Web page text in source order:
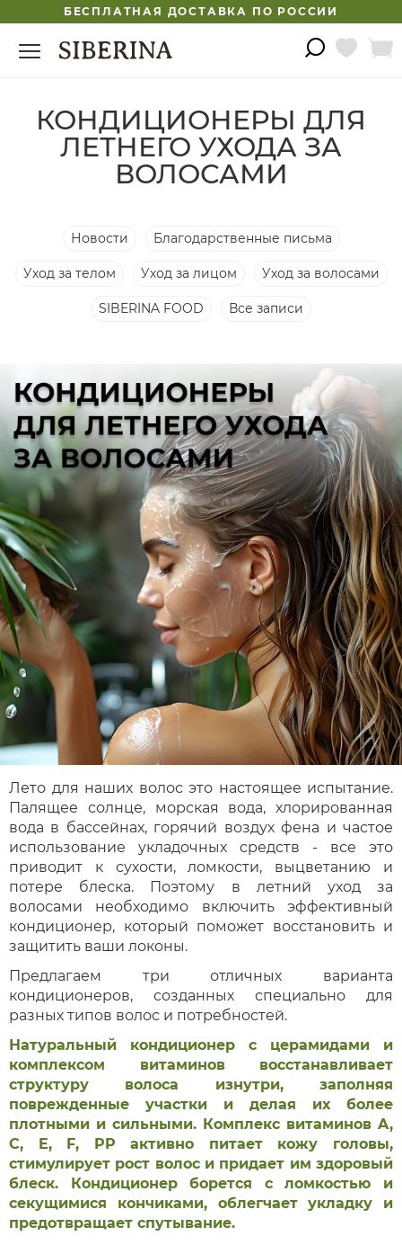
БЕСПЛАТНАЯ ДОСТАВКА ПО РОССИИ
КОНДИЦИОНЕРЫ ДЛЯ
ЛЕТНЕГО УХОДА ЗА
ВОЛОСАМИ
Новости Благодарственные письма
Уход за телом Уход за лицом Уход за волосами
SIBERINA FOOD Все записи
Лето для наших волос это настоящее испытание.
Палящее солнце, морская вода, хлорированная
вода в бассейнах, горячий воздух фена и частое
использование укладочных средств - все это
приводит к сухости, ломкости, выцветанию и
потере блеска. Поэтому в летний уход за
волосами необходимо включить эффективный
кондиционер, который поможет восстановить и
защитить ваши локоны.
Предлагаем три отличных варианта
кондиционеров, созданных специально для
разных типов волос и потребностей.
Натуральный кондиционер с церамидами и
комплексом витаминов восстанавливает
структуру волоса изнутри, заполняя
поврежденные участки и делая их более
плотными и сильными. Комплекс витаминов A,
C, E, F, PP активно питает кожу головы,
стимулирует рост волос и придает им здоровый
блеск. Кондиционер борется с ломкостью и
секущимися кончиками, облегчает укладку и
предотвращает спутывание.